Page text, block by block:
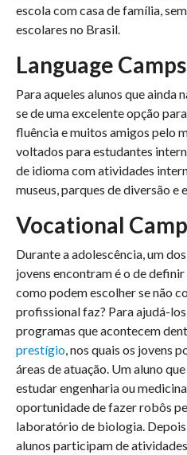
escola com casa de família,
escolares no Brasil.
Language Camps
Para aqueles alunos que ainda
se de uma excelente opção
fluência e muitos amigos pelo
voltados para estudantes
de idioma com atividades
museus, parques de diversão e
Vocational
Durante a adolescência, um
jovens encontram é o de
como podem escolher se não
profissional faz? Para ajudá-
programas que acontecem
prestígio, nos quais os jovens
áreas de atuação. Um aluno
estudar engenharia ou
oportunidade de fazer robôs
laboratório de biologia.
alunos participam de